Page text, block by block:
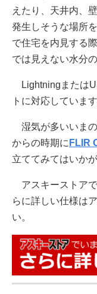
えたり、天井内、
発生しそうな場所
で住宅を内見する
では見えない水分
Lightningまたは
トに対応しています
湿気が多いいま
からの時期に FLIR
立ててみてはいか
アスキーストア
らに詳しい仕様は
い。